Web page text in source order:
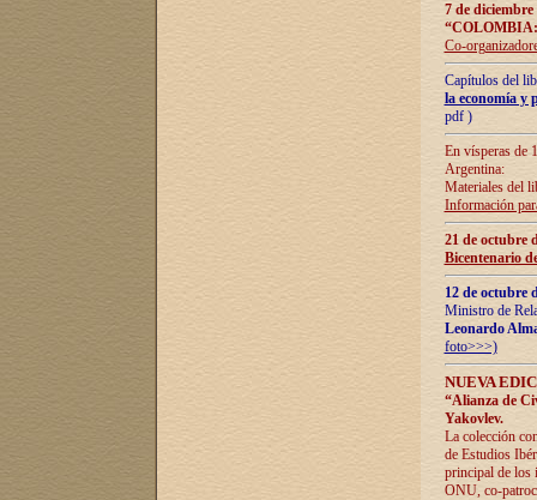
7 de
Co-
Capítulos del
la economía y
pdf )
En vísperas de
Argentina:
Materiales del
Información
21 de octubre
Bicentenario
12 de octubre
Ministro de
Leonardo
foto>>>)
NUEVA
“Alianza de
Yakovlev.
La colección
de Estudios
principal de los
ONU, co-